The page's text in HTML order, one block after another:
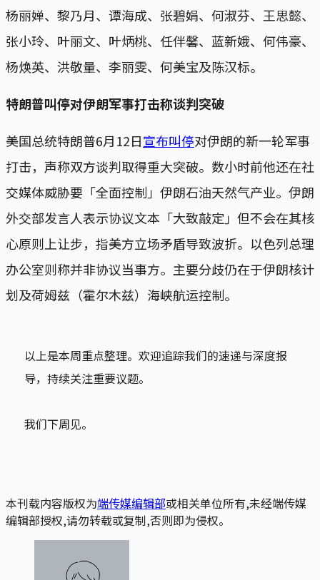
杨丽婵、黎乃月、谭海成、张碧娟、何淑芬、王思懿、
张小玲、叶丽文、叶炳桃、任伴馨、蓝新娥、何伟豪、
杨焕英、洪敬量、李丽雯、何美宝及陈汉标。
特朗普叫停对伊朗军事打击称谈判突破
美国总统特朗普6月12日宣布叫停对伊朗的新一轮军事
打击，声称双方谈判取得重大突破。数小时前他还在社
交媒体威胁要「全面控制」伊朗石油天然气产业。伊朗
外交部发言人表示协议文本「大致敲定」但不会在其核
心原则上让步，指美方立场矛盾导致波折。以色列总理
办公室则称并非协议当事方。主要分歧仍在于伊朗核计
划及荷姆兹（霍尔木兹）海峡航运控制。
以上是本周重点整理。欢迎追踪我们的速递与深度报
导，持续关注重要议题。
我们下周见。
本刊载内容版权为端传媒编辑部或相关单位所有,未经端传媒
编辑部授权,请勿转载或复制,否则即为侵权。